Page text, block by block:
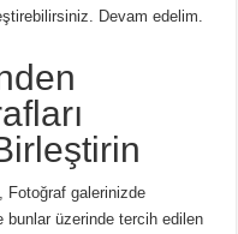
Devam edelim.
Fotoğraf galerinizde
bunlar üzerinde tercih edilen